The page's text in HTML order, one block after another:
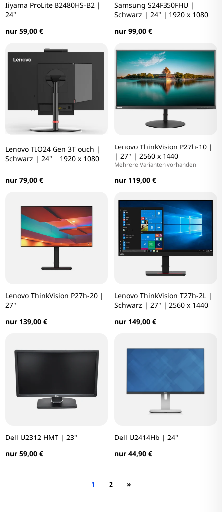
Iiyama ProLite B2480HS-B2 |
24"
nur 59,00 €
Samsung S24F350FHU |
Schwarz | 24" | 1920 x 1080
nur 99,00 €
Lenovo TIO24 Gen 3T ouch |
Schwarz | 24" | 1920 x 1080
nur 79,00 €
Lenovo ThinkVision P27h-10 |
| 27" | 2560 x 1440
Mehrere Varianten vorhanden
nur 119,00 €
Lenovo ThinkVision P27h-20 |
27"
nur 139,00 €
Lenovo ThinkVision T27h-2L |
Schwarz | 27" | 2560 x 1440
nur 149,00 €
Dell U2312 HMT | 23"
nur 59,00 €
Dell U2414Hb | 24"
nur 44,90 €
1 2 »